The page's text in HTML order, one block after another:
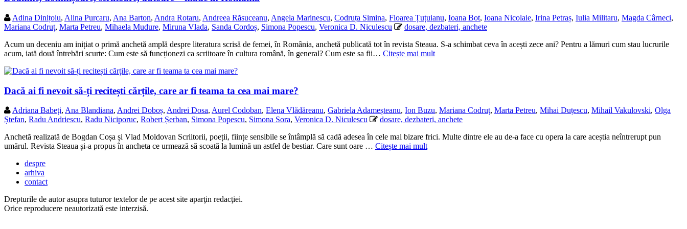
Adina Dinițoiu, Alina Purcaru, Ana Barton, Andra Rotaru, Andreea Răsuceanu, Angela Marinescu, Codruța Simina, Floarea Țuțuianu, Ioana Bot, Ioana Nicolaie, Irina Petraș, Iulia Militaru, Magda Cârneci,
Mariana Codruț, Marta Petreu, Mihaela Mudure, Miruna Vlada, Sanda Cordoș, Simona Popescu, Veronica D. Niculescu
dosare, dezbateri, anchete
Acum un deceniu am inițiat o primă anchetă amplă despre literatura scrisă de femei, în România, anchetă publicată tot în revista Steaua. S-a schimbat ceva în acești zece ani? Pentru a lămuri cum stau lucrurile
acum, iată două întrebări scurte: Cum este să funcționezi ca scriitoare în cultura română, în general? Cum este sa fii… Citește mai mult
Dacă ai fi nevoit să-ți recitești cărțile, care ar fi teama ta cea mai mare?
Adriana Babeți, Ana Blandiana, Andrei Doboș, Andrei Dosa, Aurel Codoban, Elena Vlădăreanu, Gabriela Adameșteanu, Ion Buzu, Mariana Codruț, Marta Petreu, Mihai Duțescu, Mihail Vakulovski, Olga
Ștefan, Radu Andriescu, Radu Niciporuc, Robert Șerban, Simona Popescu, Simona Sora, Veronica D. Niculescu
dosare, dezbateri, anchete
Anchetă realizată de Bogdan Coșa și Vlad Moldovan Scriitorii, poeții, ființe sensibile se întâmplă să cadă adesea în cele mai bizare frici. Multe dintre ele au de-a face cu opera la care aceștia neîntrerupt pun
umărul. Revista Steaua și-a propus în ancheta ce urmează să scoată la lumină un astfel de bestiar. Care sunt oare … Citește mai mult
despre
arhiva
contact
Drepturile de autor asupra tuturor textelor de pe acest site aparţin redacţiei.
Orice reproducere neautorizată este interzisă.